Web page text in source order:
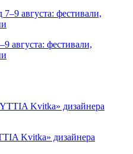
августа: фестивали,
Kvitka» дизайнера